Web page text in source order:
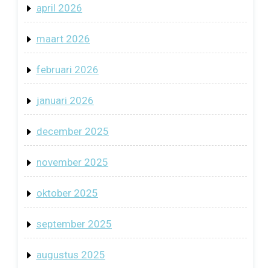
april 2026
maart 2026
februari 2026
januari 2026
december 2025
november 2025
oktober 2025
september 2025
augustus 2025